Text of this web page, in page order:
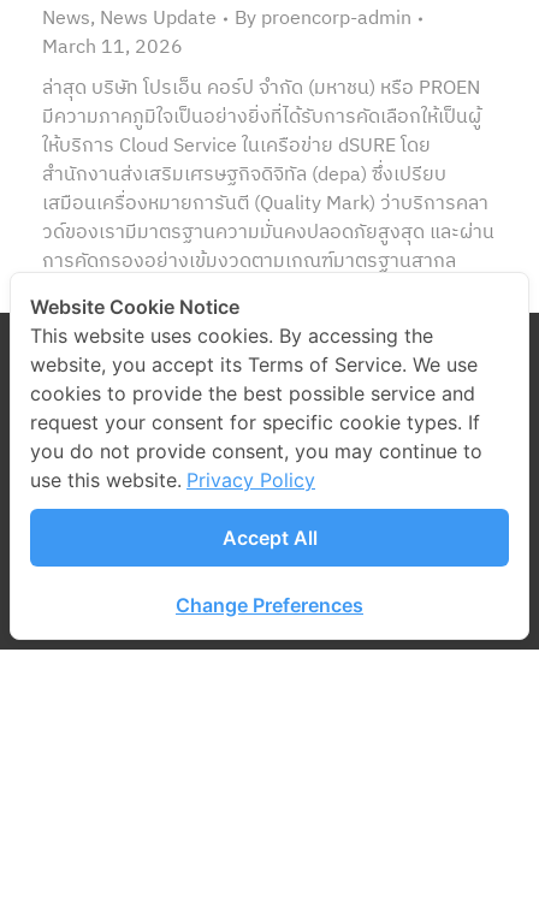
News, News Update Byproencorp-admin
March 11, 2026
ล่าสุด บริษัท โปรเอ็น คอร์ป จำกัด (มหาชน) หรือ PROEN
มีความภาคภูมิใจเป็นอย่างยิ่งที่ได้รับการคัดเลือกให้เป็นผู้
ให้บริการ Cloud Service ในเครือข่าย dSURE โดย
สำนักงานส่งเสริมเศรษฐกิจดิจิทัล (depa) ซึ่งเปรียบ
เสมือนเครื่องหมายการันตี (Quality Mark) ว่าบริการคลา
วด์ของเรามีมาตรฐานความมั่นคงปลอดภัยสูงสุด และผ่าน
การคัดกรองอย่างเข้มงวดตามเกณฑ์มาตรฐานสากล
Website Cookie Notice
This website uses cookies. By accessing the
website, you accept its Terms of Service. We use
cookies to provide the best possible service and
request your consent for specific cookie types. If
you do not provide consent, you may continue to
use this website. Privacy Policy
Accept All
Change Preferences